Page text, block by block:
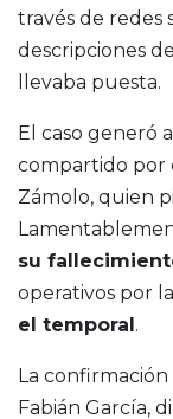
través de redes
descripciones
llevaba puesta.
El caso generó
compartido por
Zámolo, quien
su
operativos por
el temporal .
La
Fabián García,